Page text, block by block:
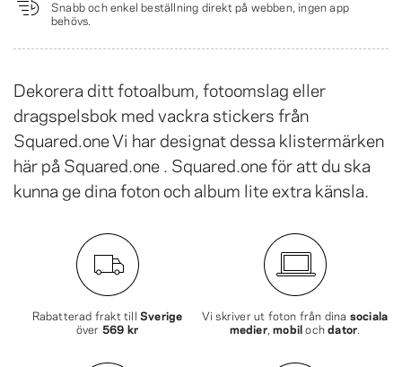
Dekorera ditt fotoalbum, fotoomslag eller
dragspelsbok med vackra stickers från
Squared.one Vi har designat dessa klistermärken
här på Squared.one . Squared.one för att du ska
kunna ge dina foton och album lite extra känsla.
Snabb och enkel beställning direkt på webben, ingen app
behövs.
Rabatterad frakt till Sverige
över 569 kr
Vi skriver ut foton från dina sociala
medier,mobilochdator